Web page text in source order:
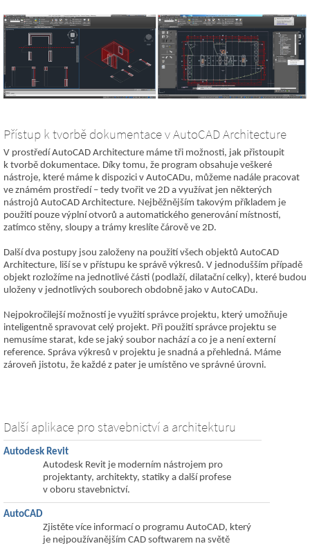
Přístup k tvorbě dokumentace v AutoCAD Architecture
V prostředí AutoCAD Architecture máme tři možnosti, jak přistoupit
k tvorbě dokumentace. Díky tomu, že program obsahuje veškeré
nástroje, které máme k dispozici v AutoCADu, můžeme nadále pracovat
ve známém prostředí – tedy tvořit ve 2D a využívat jen některých
nástrojů AutoCAD Architecture. Nejběžnějším takovým příkladem je
použití pouze výplní otvorů a automatického generování místností,
zatímco stěny, sloupy a trámy kreslíte čárově ve 2D.
Další dva postupy jsou založeny na použití všech objektů AutoCAD
Architecture, liší se v přístupu ke správě výkresů. V jednodušším případě
objekt rozložíme na jednotlivé části (podlaží, dilatační celky), které budou
uloženy v jednotlivých souborech obdobně jako v AutoCADu.
Nejpokročilejší možností je využití správce projektu, který umožňuje
inteligentně spravovat celý projekt. Při použití správce projektu se
nemusíme starat, kde se jaký soubor nachází a co je a není externí
reference. Správa výkresů v projektu je snadná a přehledná. Máme
zároveň jistotu, že každé z pater je umístěno ve správné úrovni.
Další aplikace pro stavebnictví a architekturu
Autodesk Revit
Autodesk Revit je moderním nástrojem pro
projektanty, architekty, statiky a další profese
v oboru stavebnictví.
AutoCAD
Zjistěte více informací o programu AutoCAD, který
je nejpoužívanějším CAD softwarem na světě